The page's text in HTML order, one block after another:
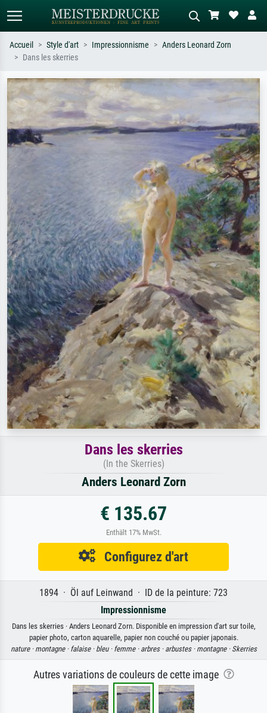
Recherchez par artiste, titre ou style –
ex. Monet, Nuit étoilée,
impressionnisme, vague de Hokusai,
Décrivez la scène – ex. prairie verte,
abstrait avec beaucoup de rouge,
tableau sombre, nu debout près d'un
arbre.
Accueil Style d'art Impressionnisme
Anders Leonard Zorn
Dans les skerries
Dans les skerries
(In the Skerries)
Anders Leonard Zorn
€ 135.67
Enthält 17% MwSt.
Configurez d'art
1894 · Öl auf Leinwand · ID de la peinture: 723
Impressionnisme
Dans les skerries · Anders Leonard Zorn. Disponible en impression d'art sur toile,
papier photo, carton aquarelle, papier non couché ou papier japonais.
nature · montagne · falaise · bleu · femme · arbres · arbustes · montagne · Skerries
Autres variations de couleurs de cette image